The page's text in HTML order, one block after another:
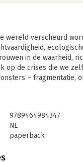
wereld verscheurd
in de waarheid,
op de crises die we
– fragmentatie,
van ‘vooruitgang‘,
een scherpe
we vandaag worden
theoloog,
oproep om de status
9789464984347
NL
paperback